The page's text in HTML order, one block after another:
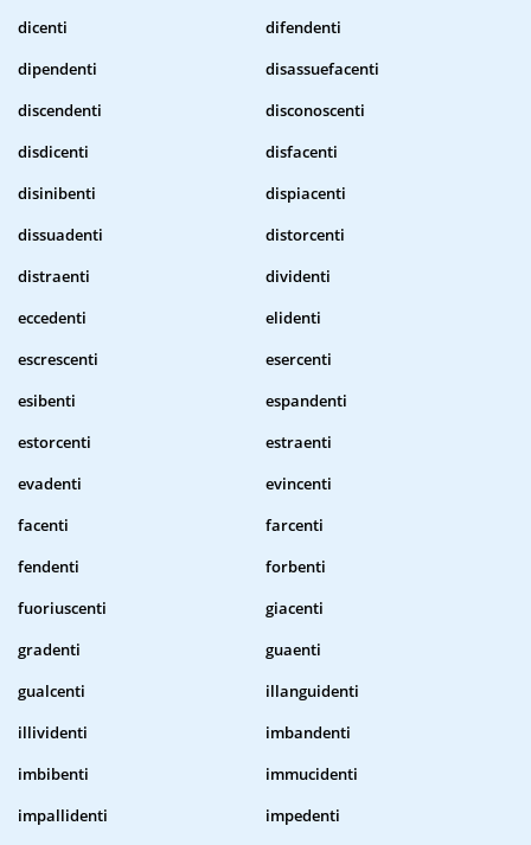
dicenti
difendenti
dipendenti
disassuefacenti
discendenti
disconoscenti
disdicenti
disfacenti
disinibenti
dispiacenti
dissuadenti
distorcenti
distraenti
dividenti
eccedenti
elidenti
escrescenti
esercenti
esibenti
espandenti
estorcenti
estraenti
evadenti
evincenti
facenti
farcenti
fendenti
forbenti
fuoriuscenti
giacenti
gradenti
guaenti
gualcenti
illanguidenti
illividenti
imbandenti
imbibenti
immucidenti
impallidenti
impedenti